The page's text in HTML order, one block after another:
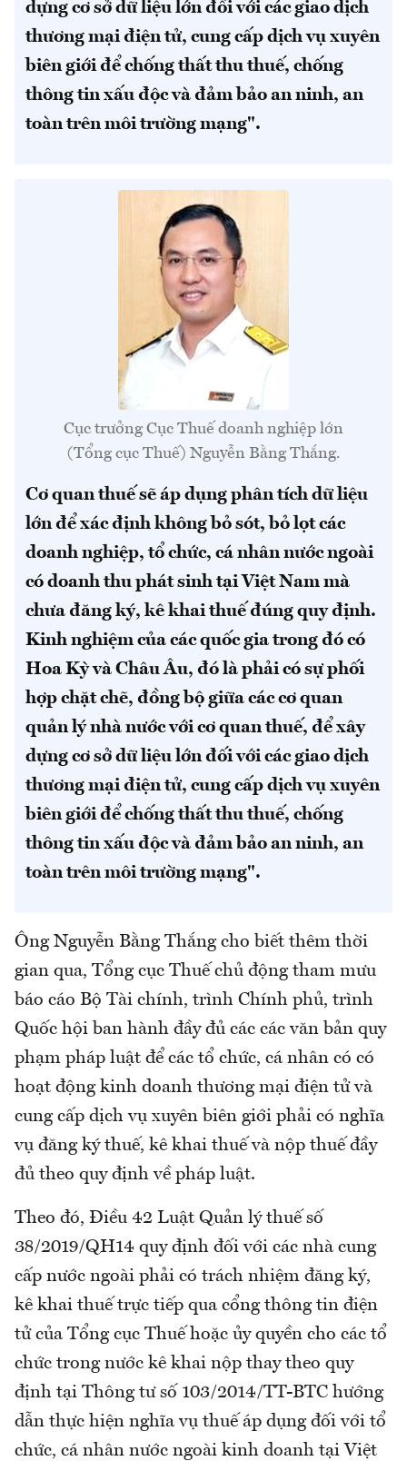
dựng cơ sở dữ liệu lớn đối với các giao dịch
thương mại điện tử, cung cấp dịch vụ xuyên
biên giới để chống thất thu thuế, chống
thông tin xấu độc và đảm bảo an ninh, an
toàn trên môi trường mạng".
Cục trưởng Cục Thuế doanh nghiệp lớn
(Tổng cục Thuế) Nguyễn Bằng Thắng.
Cơ quan thuế sẽ áp dụng phân tích dữ liệu
lớn để xác định không bỏ sót, bỏ lọt các
doanh nghiệp, tổ chức, cá nhân nước ngoài
có doanh thu phát sinh tại Việt Nam mà
chưa đăng ký, kê khai thuế đúng quy định.
Kinh nghiệm của các quốc gia trong đó có
Hoa Kỳ và Châu Âu, đó là phải có sự phối
hợp chặt chẽ, đồng bộ giữa các cơ quan
quản lý nhà nước với cơ quan thuế, để xây
dựng cơ sở dữ liệu lớn đối với các giao dịch
thương mại điện tử, cung cấp dịch vụ xuyên
biên giới để chống thất thu thuế, chống
thông tin xấu độc và đảm bảo an ninh, an
toàn trên môi trường mạng".
Ông Nguyễn Bằng Thắng cho biết thêm thời
gian qua, Tổng cục Thuế chủ động tham mưu
báo cáo Bộ Tài chính, trình Chính phủ, trình
Quốc hội ban hành đầy đủ các các văn bản quy
phạm pháp luật để các tổ chức, cá nhân có có
hoạt động kinh doanh thương mại điện tử và
cung cấp dịch vụ xuyên biên giới phải có nghĩa
vụ đăng ký thuế, kê khai thuế và nộp thuế đầy
đủ theo quy định về pháp luật.
Theo đó, Điều 42 Luật Quản lý thuế số
38/2019/QH14 quy định đối với các nhà cung
cấp nước ngoài phải có trách nhiệm đăng ký,
kê khai thuế trực tiếp qua cổng thông tin điện
tử của Tổng cục Thuế hoặc ủy quyền cho các tổ
chức trong nước kê khai nộp thay theo quy
định tại Thông tư số 103/2014/TT-BTC hướng
dẫn thực hiện nghĩa vụ thuế áp dụng đối với tổ
chức, cá nhân nước ngoài kinh doanh tại Việt